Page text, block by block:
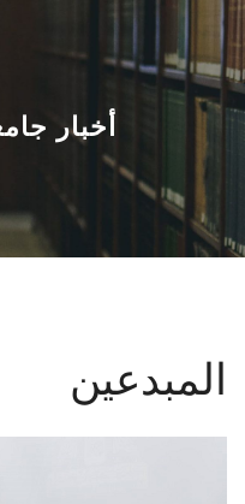
أخبار
المبدعين